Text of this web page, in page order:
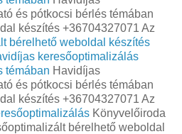
és pótkocsi bérlés témában
készítés +36704327071 Az
bérelhető weboldal készítés
keresőoptimalizálás
témában Havidíjas
és pótkocsi bérlés témában
készítés +36704327071 Az
Könyvelőiroda
bérelhető weboldal